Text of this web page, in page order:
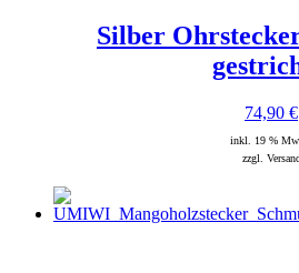
Silber
74,90 €
inkl. 19 %
zzgl.